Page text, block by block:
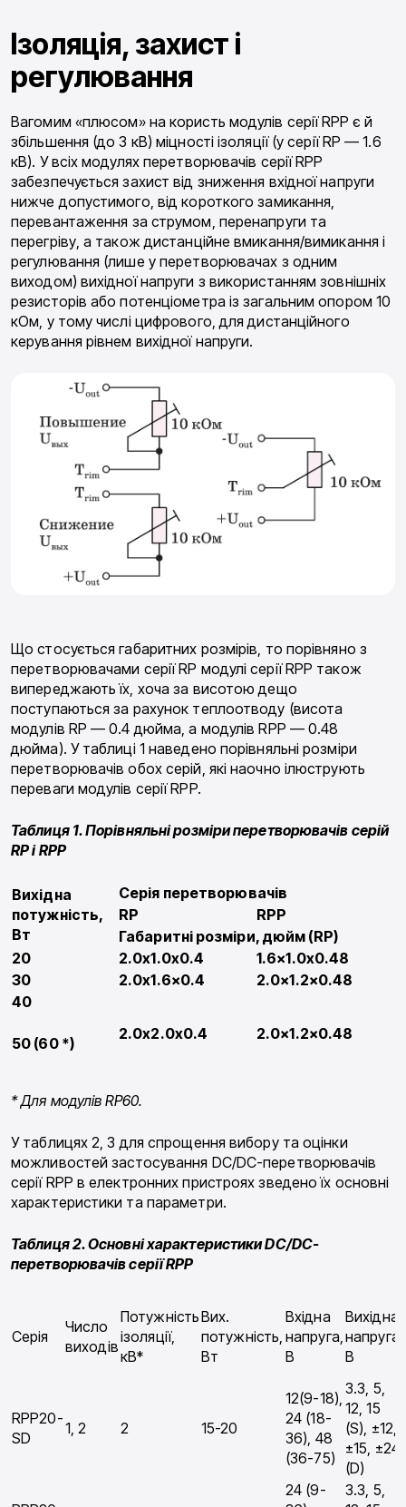
Ізоляція, захист і
регулювання
Вагомим «плюсом» на користь модулів серії RPP є й
збільшення (до 3 кВ) міцності ізоляції (у серії RP — 1.6
кВ). У всіх модулях перетворювачів серії RPP
забезпечується захист від зниження вхідної напруги
нижче допустимого, від короткого замикання,
перевантаження за струмом, перенапруги та
перегріву, а також дистанційне вмикання/вимикання і
регулювання (лише у перетворювачах з одним
виходом) вихідної напруги з використанням зовнішніх
резисторів або потенціометра із загальним опором 10
кОм, у тому числі цифрового, для дистанційного
керування рівнем вихідної напруги.
Що стосується габаритних розмірів, то порівняно з
перетворювачами серії RP модулі серії RPP також
випереджають їх, хоча за висотою дещо
поступаються за рахунок теплоотводу (висота
модулів RP — 0.4 дюйма, а модулів RPP — 0.48
дюйма). У таблиці 1 наведено порівняльні розміри
перетворювачів обох серій, які наочно ілюструють
переваги модулів серії RPP.
Таблиця 1. Порівняльні розміри перетворювачів серій
RP і RPP
Вихідна
потужність,
Вт
Серія перетворювачів
RP
RPP
Габаритні розміри, дюйм (RP)
20
2.0x1.0x0.4
1.6×1.0x0.48
30
2.0x1.6×0.4
2.0×1.2×0.48
40
50 (60 *)
2.0x2.0x0.4 2.0×1.2×0.48
*Для модулів RP60.
У таблицях 2, 3 для спрощення вибору та оцінки
можливостей застосування DC/DC-перетворювачів
серії RPP в електронних пристроях зведено їх основні
характеристики та параметри.
Таблиця 2. Основні характеристики DC/DC-
перетворювачів серії RPP
Серія
Чис­ло
виходів
Потужність
ізоляції,
кВ*
Вих.
потужність,
Вт
Вхідна
напруга,
В
Вихідна
напруга,
В
RPP20-
SD
1, 2 2 15-20
12(9-18),
24 (18-
36), 48
(36-75)
3.3, 5,
12, 15
(S), ±12,
±15, ±24
(D)
24 (9-
3.3, 5,